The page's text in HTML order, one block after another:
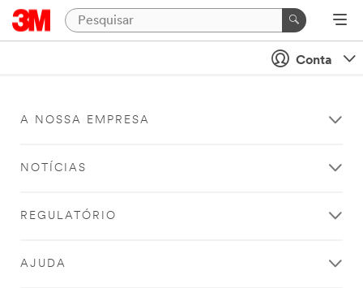
Conta
A NOSSA EMPRESA
NOTÍCIAS
REGULATÓRIO
AJUDA